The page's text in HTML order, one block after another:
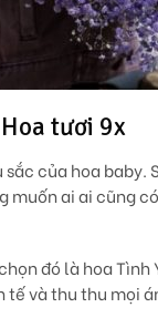
tươi 9x
của hoa baby.
muốn ai ai cũng
đó là hoa Tình
tế và thu thu mọi